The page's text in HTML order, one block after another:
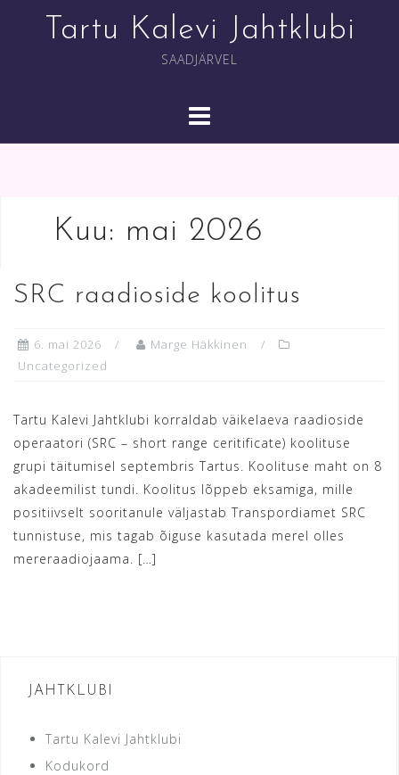
Tartu Kalevi Jahtklubi
SAADJÄRVEL
Kuu: mai 2026
SRC raadioside koolitus
6. mai 2026
Marge Häkkinen
Uncategorized
Tartu Kalevi Jahtklubi korraldab väikelaeva raadioside
operaatori (SRC – short range ceritificate) koolituse
grupi täitumisel septembris Tartus. Koolituse maht on 8
akadeemilist tundi. Koolitus lõppeb eksamiga, mille
positiivselt sooritanule väljastab Transpordiamet SRC
tunnistuse, mis tagab õiguse kasutada merel olles
mereraadiojaama. […]
JAHTKLUBI
Tartu Kalevi Jahtklubi
Kodukord